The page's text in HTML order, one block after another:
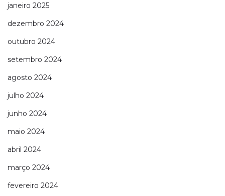
janeiro 2025
dezembro 2024
outubro 2024
setembro 2024
agosto 2024
julho 2024
junho 2024
maio 2024
abril 2024
março 2024
fevereiro 2024